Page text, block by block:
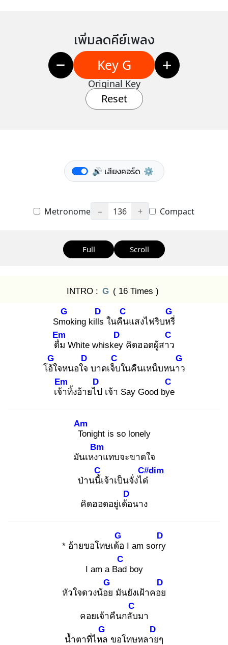
เพิ่มลดคีย์เพลง
Key G
Original Key
Reset
🔊 เสียงคอร์ด ⚙️
Metronome − 136 + Compact
Full Scroll
INTRO : G ( 16 Times )
Smo
G
king kills
D
ในคืน
C
แสงไฟริบหรี่
G
ดื่ม
Em
White whiskey
D
คิดฮอดผู้สาว
C
โอ้ใ
G
จหนอใจ
D
บาดเจ็บ
C
ในคืนเหน็บหนาว
G
เจ้า
Em
ทิ้งอ้ายไป
D
เจ้า Say Good bye
C
To
Am
night is so lonely
มันเหงา
Bm
แทบจะขาดใจ
ป่านนี้เ
C
จ้าเป็นจั่งได๋
C#dim
คิดฮอดอยู่เด้อ
D
นาง
* อ้ายขอโทษเด้อ
G
I am sorry
D
I am a Bad
C
boy
หัวใจดวงน้อย
G
มันยังเฝ้าคอย
D
คอยเจ้าคืนกลับ
C
มา
น้ำตาที่ไหล
G
ขอโทษหลาย
D
ๆ